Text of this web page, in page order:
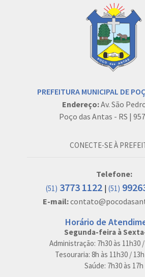
PREFEITURA MUNICIPAL DE
Endereço:Av. São
Poço das Antas - RS |
CONECTE-SE À
Telefone:
(51) 3773 1122 | (51)
E-mail:
Horário de
Segunda-feira à
Administração: 7h30 às 11h30
Tesouraria: 8h às 11h30 /
Saúde: 7h30 às 17h